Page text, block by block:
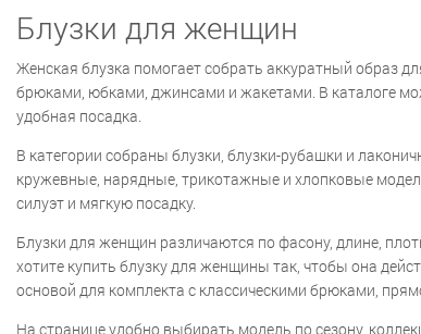
Блузки для женщин
Женская блузка помогает собрать аккуратный образ
брюками, юбками, джинсами и жакетами. В каталоге
удобная посадка.
В категории собраны блузки, блузки-рубашки и
кружевные, нарядные, трикотажные и хлопковые
силуэт и мягкую посадку.
Блузки для женщин различаются по фасону, длине,
хотите купить блузку для женщины так, чтобы она
основой для комплекта с классическими брюками,
На странице удобно выбирать модель по сезону,